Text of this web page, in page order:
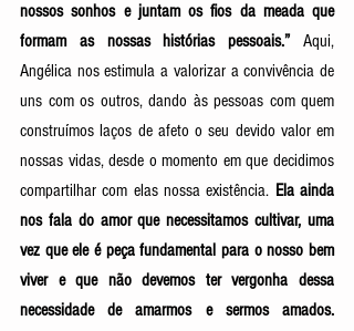
nossos sonhos e juntam os fios da meada que
formam as nossas histórias pessoais.” Aqui,
Angélica nos estimula a valorizar a convivência de
uns com os outros, dando às pessoas com quem
construímos laços de afeto o seu devido valor em
nossas vidas, desde o momento em que decidimos
compartilhar com elas nossa existência. Ela ainda
nos fala do amor que necessitamos cultivar, uma
vez que ele é peça fundamental para o nosso bem
viver e que não devemos ter vergonha dessa
necessidade de amarmos e sermos amados.